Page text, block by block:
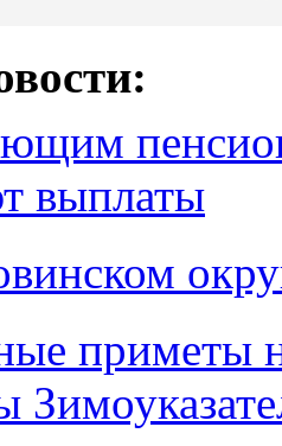
выплаты
приметы